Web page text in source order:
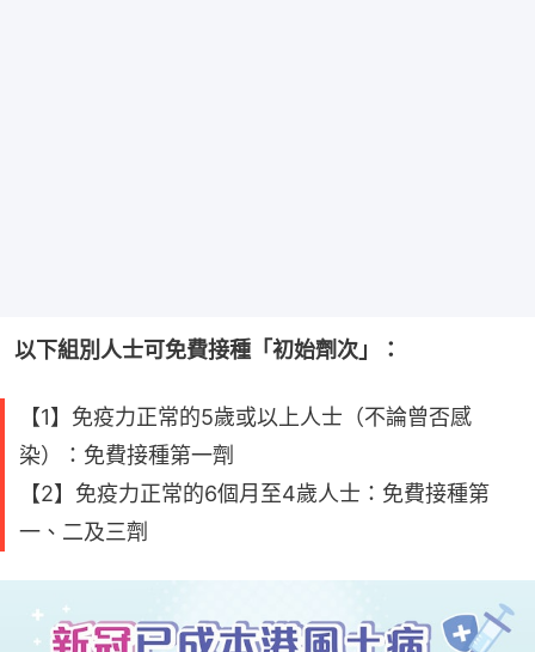
以下組別人士可免費接種「初始劑次」：
【1】免疫力正常的5歲或以上人士（不論曾否感
染）：免費接種第一劑
【2】免疫力正常的6個月至4歲人士：免費接種第
一、二及三劑